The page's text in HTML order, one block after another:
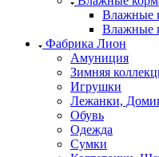
Влажные
Влажные
Фабрика Лион
Амуниция
Зимняя
Игрушки
Лежанки,
Обувь
Одежда
Сумки